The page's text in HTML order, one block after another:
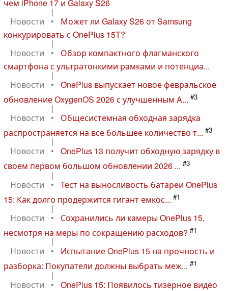
чем iPhone 17 и Galaxy S26
|
Новости
•
Может ли Galaxy S26 от Samsung
конкурировать с OnePlus 15T?
|
Новости
•
Обзор компактного флагманского
смартфона с ультратонкими рамками и потенциа...
|
Новости
•
OnePlus выпускает новое февральское
обновление OxygenOS 2026 с улучшенным A... #3
|
Новости
•
Общесистемная обходная зарядка
распространяется на все большее количество т... #3
|
Новости
•
OnePlus 13 получит обходную зарядку в
своем первом большом обновлении 2026 ... #3
|
Новости
•
Тест на выносливость батареи OnePlus
15: Как долго продержится гигант емкос... #1
|
Новости
•
Сохранились ли камеры OnePlus 15,
несмотря на меры по сокращению расходов? #1
|
Новости
•
Испытание OnePlus 15 на прочность и
разборка: Покупатели должны выбрать меж... #1
|
Новости
•
OnePlus 15: Появилось тизерное видео